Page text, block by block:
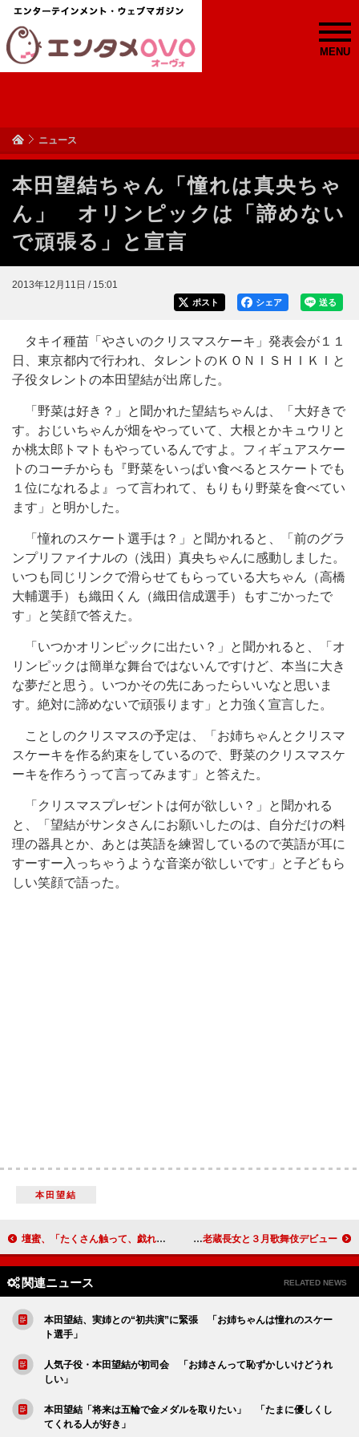
MENU
ニュース
本田望結ちゃん「憧れは真央ちゃ
ん」 オリンピックは「諦めない
で頑張る」と宣言
2013年12月11日 / 15:01
送る
シェア
ポスト
タキイ種苗「やさいのクリスマスケーキ」発表会が１１
日、東京都内で行われ、タレントのＫＯＮＩＳＨＩＫＩと
子役タレントの本田望結が出席した。
「野菜は好き？」と聞かれた望結ちゃんは、「大好きで
す。おじいちゃんが畑をやっていて、大根とかキュウリと
か桃太郎トマトもやっているんですよ。フィギュアスケー
トのコーチからも『野菜をいっぱい食べるとスケートでも
１位になれるよ』って言われて、もりもり野菜を食べてい
ます」と明かした。
「憧れのスケート選手は？」と聞かれると、「前のグラ
ンプリファイナルの（浅田）真央ちゃんに感動しました。
いつも同じリンクで滑らせてもらっている大ちゃん（高橋
大輔選手）も織田くん（織田信成選手）もすごかったで
す」と笑顔で答えた。
「いつかオリンピックに出たい？」と聞かれると、「オ
リンピックは簡単な舞台ではないんですけど、本当に大き
な夢だと思う。いつかその先にあったらいいなと思いま
す。絶対に諦めないで頑張ります」と力強く宣言した。
ことしのクリスマスの予定は、「お姉ちゃんとクリスマ
スケーキを作る約束をしているので、野菜のクリスマスケ
ーキを作ろうって言ってみます」と答えた。
「クリスマスプレゼントは何が欲しい？」と聞かれる
と、「望結がサンタさんにお願いしたのは、自分だけの料
理の器具とか、あとは英語を練習しているので英語が耳に
すーすー入っちゃうような音楽が欲しいです」と子どもら
しい笑顔で語った。
本田望結
壇蜜、「たくさん触って、戯れて」 等身大フィギュア“壇蜜２”に「全てにおいて負けた気分」 海老蔵、くまモンに「ほっぺ戻ってよかった」 くまモンは海老蔵長女と３月歌舞伎デビュー
関連ニュース RELATED NEWS
本田望結、実姉との“初共演”に緊張 「お姉ちゃんは憧れのスケー
ト選手」
人気子役・本田望結が初司会 「お姉さんって恥ずかしいけどうれ
しい」
本田望結「将来は五輪で金メダルを取りたい」 「たまに優しくし
てくれる人が好き」